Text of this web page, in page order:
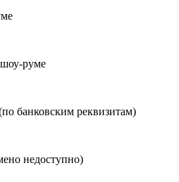
руме
банковским реквизитам)
недоступно)